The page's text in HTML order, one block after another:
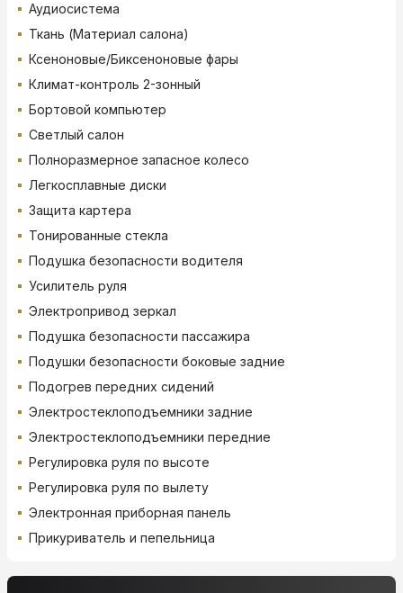
Аудиосистема
Ткань (Материал салона)
Ксеноновые/Биксеноновые фары
Климат-контроль 2-зонный
Бортовой компьютер
Светлый салон
Полноразмерное запасное колесо
Легкосплавные диски
Защита картера
Тонированные стекла
Подушка безопасности водителя
Усилитель руля
Электропривод зеркал
Подушка безопасности пассажира
Подушки безопасности боковые задние
Подогрев передних сидений
Электростеклоподъемники задние
Электростеклоподъемники передние
Регулировка руля по высоте
Регулировка руля по вылету
Электронная приборная панель
Прикуриватель и пепельница